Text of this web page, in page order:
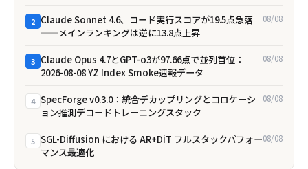
2 Claude Sonnet 4.6、コード実行スコアが19.5点急落
——メインランキングは逆に13.8点上昇
08/08
3 Claude Opus 4.7とGPT-o3が97.66点で並列首位：
2026-08-08 YZ Index Smoke速報データ
08/08
4 SpecForge v0.3.0：統合デカップリングとコロケーシ
ョン推測デコードトレーニングスタック
08/08
5 SGL-Diffusion における AR+DiT フルスタックパフォー
マンス最適化
08/08